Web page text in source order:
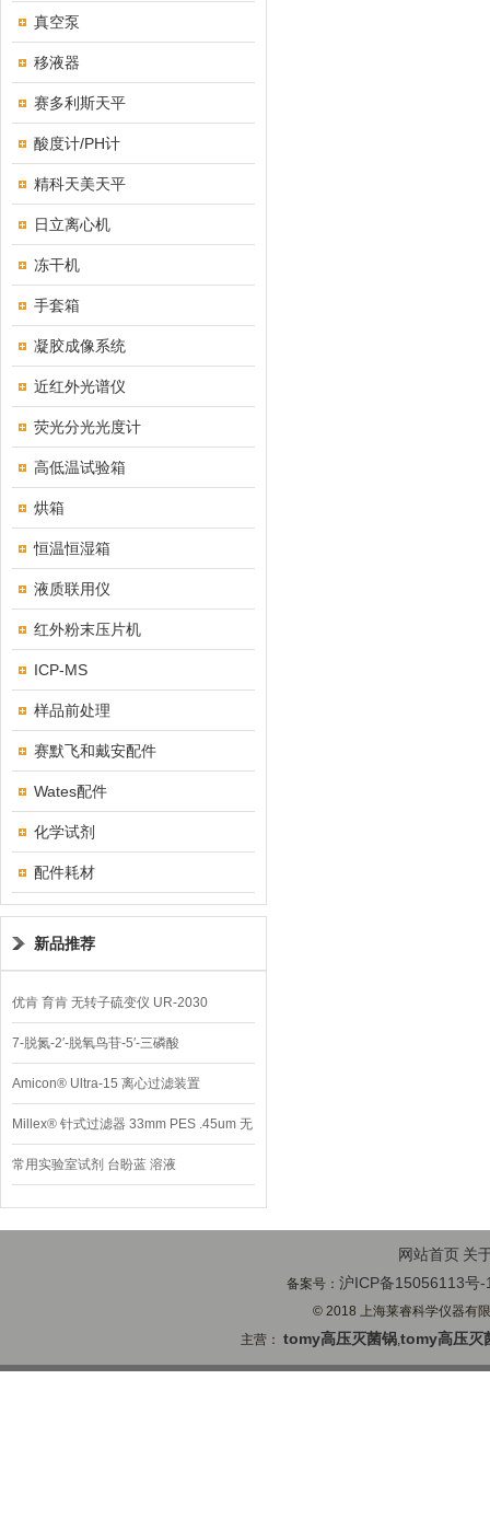
真空泵
移液器
赛多利斯天平
酸度计/PH计
精科天美天平
日立离心机
冻干机
手套箱
凝胶成像系统
近红外光谱仪
荧光分光光度计
高低温试验箱
烘箱
恒温恒湿箱
液质联用仪
红外粉末压片机
ICP-MS
样品前处理
赛默飞和戴安配件
Wates配件
化学试剂
配件耗材
新品推荐
优肯 育肯 无转子硫变仪 UR-2030
7-脱氮-2′-脱氧鸟苷-5′-三磷酸
Amicon® Ultra-15 离心过滤装置
Millex® 针式过滤器 33mm PES .45um 无
菌
常用实验室试剂 台盼蓝 溶液
网站首页 关
备案号：沪ICP备15056113号-
© 2018 上海莱睿科学仪器有
主营：tomy高压灭菌锅,tomy高压灭